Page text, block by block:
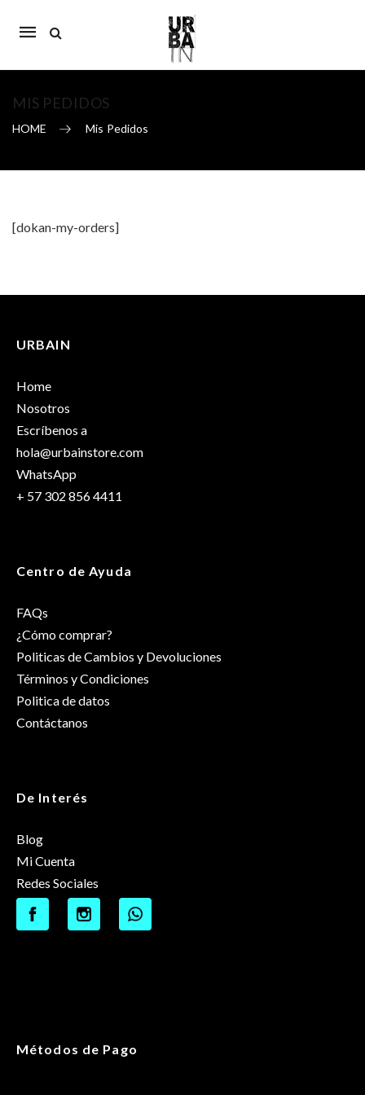
Mobile
MIS PEDIDOS
HOME Mis Pedidos
[dokan-my-orders]
URBAIN
Home
Nosotros
Escríbenos a
hola@urbainstore.com
WhatsApp
+ 57 302 856 4411
Centro de Ayuda
FAQs
¿Cómo comprar?
Politicas de Cambios y Devoluciones
Términos y Condiciones
Politica de datos
Contáctanos
De Interés
Blog
Mi Cuenta
Redes Sociales
Métodos de Pago